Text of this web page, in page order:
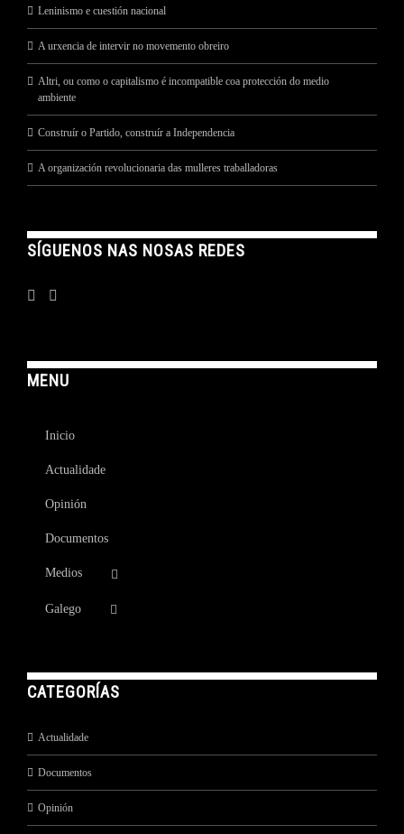
Leninismo e cuestión nacional
A urxencia de intervir no movemento obreiro
Altri, ou como o capitalismo é incompatible coa protección do medio
ambiente
Construír o Partido, construír a Independencia
A organización revolucionaria das mulleres traballadoras
SÍGUENOS NAS NOSAS REDES
MENU
Inicio
Actualidade
Opinión
Documentos
Medios
Galego
CATEGORÍAS
Actualidade
Documentos
Opinión